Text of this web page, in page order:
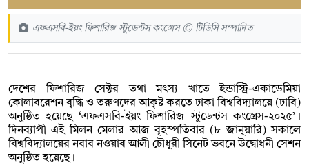
এফএসবি-ইয়ং ফিশারিজ স্টুডেন্টস কংগ্রেস © টিডিসি সম্পাদিত
দেশের ফিশারিজ সেক্টর তথা মৎস্য খাতে ইন্ডাস্ট্রি-একাডেমিয়া
কোলাবরেশন বৃদ্ধি ও তরুণদের আকৃষ্ট করতে ঢাকা বিশ্ববিদ্যালয়ে (ঢাবি)
অনুষ্ঠিত হয়েছে ‘এফএসবি-ইয়ং ফিশারিজ স্টুডেন্টস কংগ্রেস-২০২৫’।
দিনব্যাপী এই মিলন মেলার আজ বৃহস্পতিবার (৮ জানুয়ারি) সকালে
বিশ্ববিদ্যালয়ের নবাব নওয়াব আলী চৌধুরী সিনেট ভবনে উদ্বোধনী সেশন
অনুষ্ঠিত হয়েছে।